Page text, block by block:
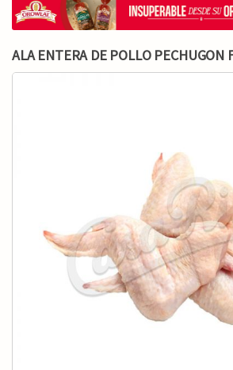
ALA ENTERA DE POLLO PECHUGON